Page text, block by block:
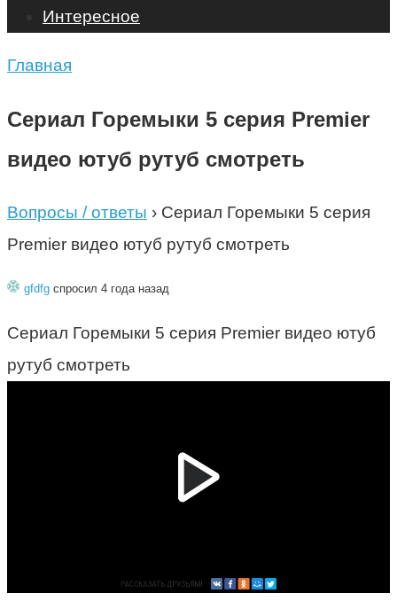
Интересное
Главная
Сериал Горемыки 5 серия Premier
видео ютуб рутуб смотреть
Вопросы / ответы › Сериал Горемыки 5 серия
Premier видео ютуб рутуб смотреть
gfdfg спросил 4 года назад
Сериал Горемыки 5 серия Premier видео ютуб
рутуб смотреть